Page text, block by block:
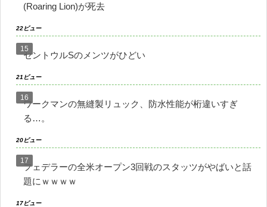
(Roaring Lion)が死去
22ビュー
セントウルSのメンツがひどい
21ビュー
ワークマンの無縫製リュック、防水性能が桁違いすぎ
る…。
20ビュー
フェデラーの全米オープン3回戦のスタッツがやばいと話
題にｗｗｗｗ
17ビュー